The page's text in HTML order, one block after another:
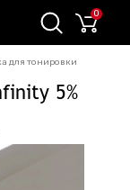
0
для тонировки
5%